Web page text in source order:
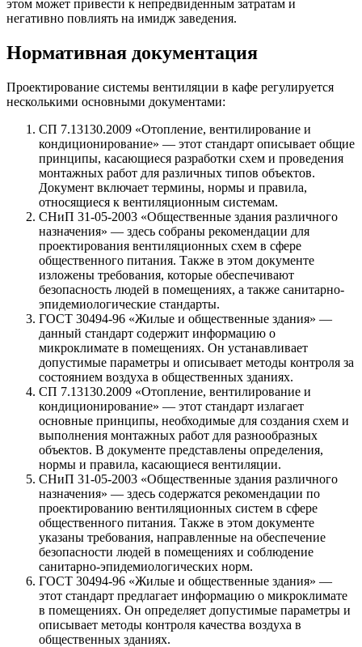
этом может привести к непредвиденным затратам и
негативно повлиять на имидж заведения.
Нормативная документация
Проектирование системы вентиляции в кафе регулируется
несколькими основными документами:
СП 7.13130.2009 «Отопление, вентилирование и
кондиционирование» — этот стандарт описывает общие
принципы, касающиеся разработки схем и проведения
монтажных работ для различных типов объектов.
Документ включает термины, нормы и правила,
относящиеся к вентиляционным системам.
СНиП 31-05-2003 «Общественные здания различного
назначения» — здесь собраны рекомендации для
проектирования вентиляционных схем в сфере
общественного питания. Также в этом документе
изложены требования, которые обеспечивают
безопасность людей в помещениях, а также санитарно-
эпидемиологические стандарты.
ГОСТ 30494-96 «Жилые и общественные здания» —
данный стандарт содержит информацию о
микроклимате в помещениях. Он устанавливает
допустимые параметры и описывает методы контроля за
состоянием воздуха в общественных зданиях.
СП 7.13130.2009 «Отопление, вентилирование и
кондиционирование» — этот стандарт излагает
основные принципы, необходимые для создания схем и
выполнения монтажных работ для разнообразных
объектов. В документе представлены определения,
нормы и правила, касающиеся вентиляции.
СНиП 31-05-2003 «Общественные здания различного
назначения» — здесь содержатся рекомендации по
проектированию вентиляционных систем в сфере
общественного питания. Также в этом документе
указаны требования, направленные на обеспечение
безопасности людей в помещениях и соблюдение
санитарно-эпидемиологических норм.
ГОСТ 30494-96 «Жилые и общественные здания» —
этот стандарт предлагает информацию о микроклимате
в помещениях. Он определяет допустимые параметры и
описывает методы контроля качества воздуха в
общественных зданиях.